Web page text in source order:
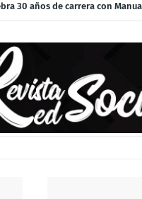
30 años de carrera con